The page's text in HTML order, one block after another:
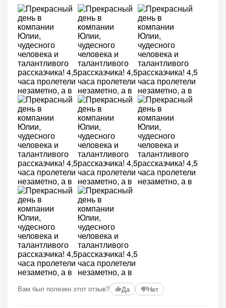
Вам был полезен этот отзыв? Да Нет